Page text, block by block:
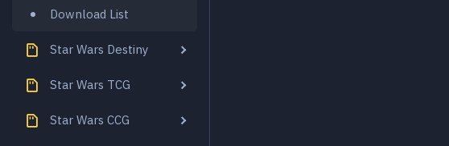
Download List
Star Wars Destiny
Star Wars TCG
Star Wars CCG